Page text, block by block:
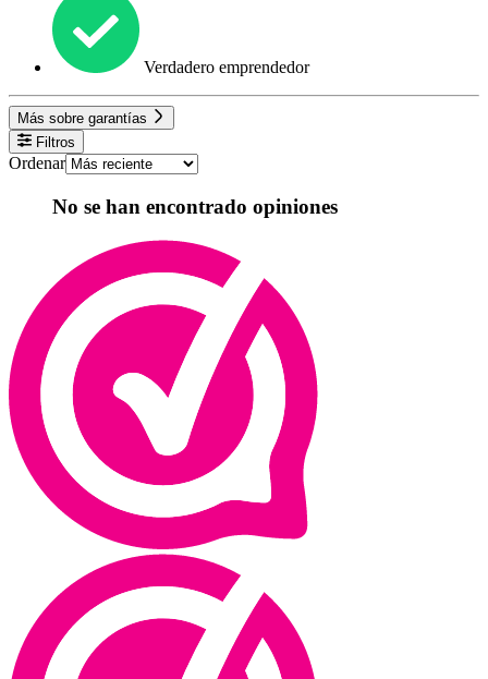
Verdadero emprendedor
Más sobre garantías
Filtros
Ordenar
No se han encontrado opiniones